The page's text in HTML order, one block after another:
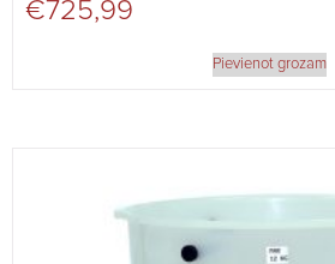
€725,99
Pievienot grozam